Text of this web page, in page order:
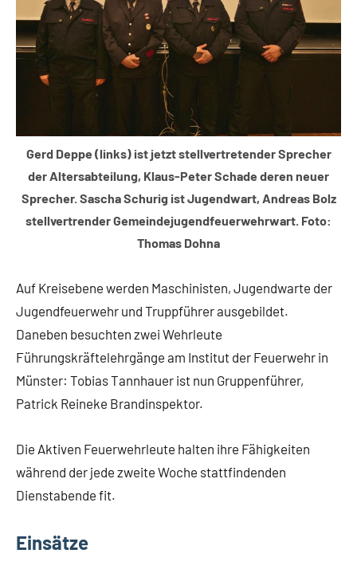
Gerd Deppe (links) ist jetzt stellvertretender Sprecher
der Altersabteilung, Klaus-Peter Schade deren neuer
Sprecher. Sascha Schurig ist Jugendwart, Andreas Bolz
stellvertrender Gemeindejugendfeuerwehrwart. Foto:
Thomas Dohna
Auf Kreisebene werden Maschinisten, Jugendwarte der
Jugendfeuerwehr und Truppführer ausgebildet.
Daneben besuchten zwei Wehrleute
Führungskräftelehrgänge am Institut der Feuerwehr in
Münster: Tobias Tannhauer ist nun Gruppenführer,
Patrick Reineke Brandinspektor.
Die Aktiven Feuerwehrleute halten ihre Fähigkeiten
während der jede zweite Woche stattfindenden
Dienstabende fit.
Einsätze